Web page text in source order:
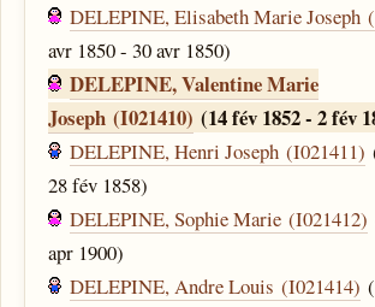
DELEPINE, Elisabeth Marie Joseph
avr 1850 - 30 avr 1850)
DELEPINE, Valentine Marie
Joseph (I021410) (14 fév 1852 - 2 fév
DELEPINE, Henri Joseph (I021411)
28 fév 1858)
DELEPINE, Sophie Marie (I021412)
apr 1900)
DELEPINE, Andre Louis (I021414)